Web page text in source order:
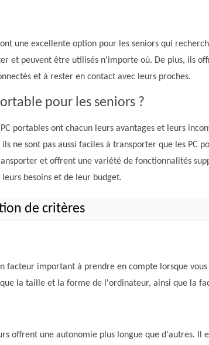
une excellente option pour les seniors qui
et peuvent être utilisés n'importe où. De plus, ils
et à rester en contact avec leurs proches.
pour les seniors ?
PC portables ont chacun leurs avantages et leurs
ne sont pas aussi faciles à transporter que les PC
et offrent une variété de fonctionnalités
besoins et de leur budget.
de critères
facteur important à prendre en compte lorsque
la taille et la forme de l'ordinateur, ainsi que la
offrent une autonomie plus longue que d'autres.